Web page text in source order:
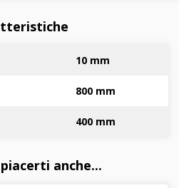
10 mm
800 mm
400 mm
anche...